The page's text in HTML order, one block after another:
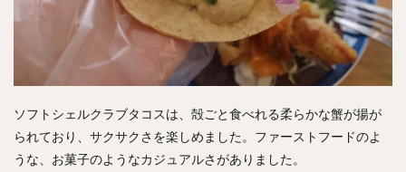
ソフトシェルクラブタコスは、殻ごと食べれる柔らかな蟹が揚が
られており、サクサクさを楽しめました。 ファーストフードのよ
うな、お菓子のようなカジュアルさがありました。